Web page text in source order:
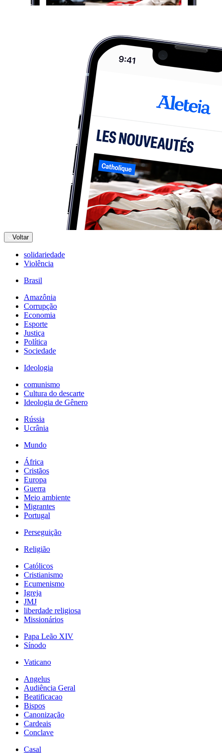
Voltar
solidariedade
Violência
Brasil
Amazônia
Corrupção
Economia
Esporte
Justiça
Política
Sociedade
Ideologia
comunismo
Cultura do descarte
Ideologia de Gênero
Rússia
Ucrânia
Mundo
África
Cristãos
Europa
Guerra
Meio ambiente
Migrantes
Portugal
Perseguição
Religião
Católicos
Cristianismo
Ecumenismo
Igreja
JMJ
liberdade religiosa
Missionários
Papa Leão XIV
Sínodo
Vaticano
Angelus
Audiência Geral
Beatificacao
Bispos
Canonização
Cardeais
Conclave
Casal